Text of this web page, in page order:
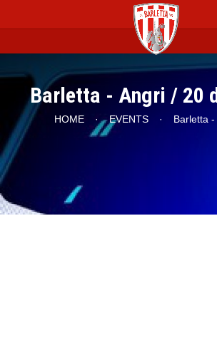
Barletta - Angri / 20
HOME · EVENTS · Barletta -